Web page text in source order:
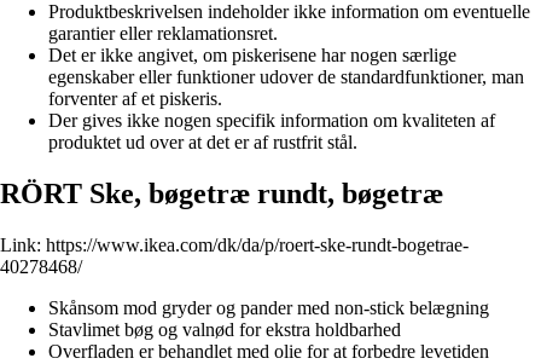
Produktbeskrivelsen indeholder ikke information om eventuelle
garantier eller reklamationsret.
Det er ikke angivet, om piskerisene har nogen særlige
egenskaber eller funktioner udover de standardfunktioner, man
forventer af et piskeris.
Der gives ikke nogen specifik information om kvaliteten af
produktet ud over at det er af rustfrit stål.
RÖRT Ske, bøgetræ rundt, bøgetræ
Link: https://www.ikea.com/dk/da/p/roert-ske-rundt-bogetrae-
40278468/
Skånsom mod gryder og pander med non-stick belægning
Stavlimet bøg og valnød for ekstra holdbarhed
Overfladen er behandlet med olie for at forbedre levetiden